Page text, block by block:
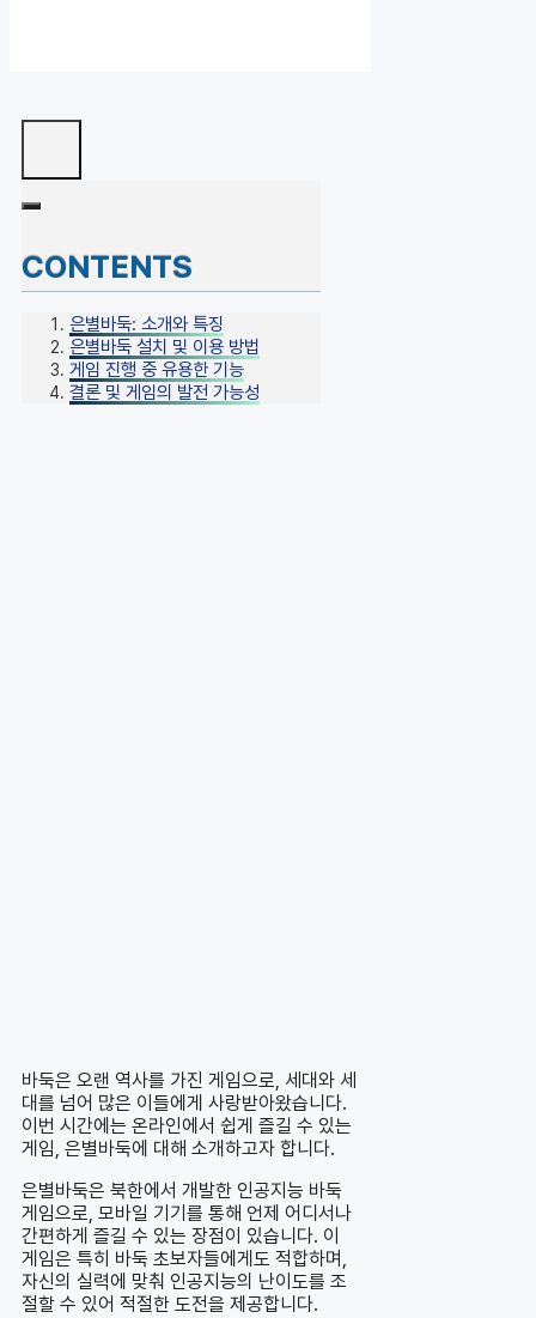
CONTENTS
은별바둑: 소개와 특징
은별바둑 설치 및 이용 방법
게임 진행 중 유용한 기능
결론 및 게임의 발전 가능성
바둑은 오랜 역사를 가진 게임으로, 세대와 세
대를 넘어 많은 이들에게 사랑받아왔습니다.
이번 시간에는 온라인에서 쉽게 즐길 수 있는
게임, 은별바둑에 대해 소개하고자 합니다.
은별바둑은 북한에서 개발한 인공지능 바둑
게임으로, 모바일 기기를 통해 언제 어디서나
간편하게 즐길 수 있는 장점이 있습니다. 이
게임은 특히 바둑 초보자들에게도 적합하며,
자신의 실력에 맞춰 인공지능의 난이도를 조
절할 수 있어 적절한 도전을 제공합니다.